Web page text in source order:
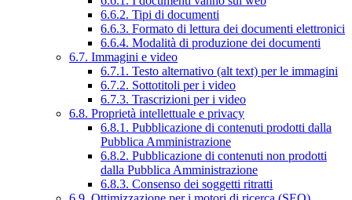
6.6.2. Tipi di documenti
6.6.3. Formato di lettura dei documenti elettronici
6.6.4. Modalità di produzione dei documenti
6.7. Immagini e video
6.7.1. Testo alternativo (alt text) per le immagini
6.7.2. Sottotitoli per i video
6.7.3. Trascrizioni per i video
6.8. Proprietà intellettuale e privacy
6.8.1. Pubblicazione di contenuti prodotti dalla
Pubblica Amministrazione
6.8.2. Pubblicazione di contenuti non prodotti
dalla Pubblica Amministrazione
6.8.3. Consenso dei soggetti ritratti